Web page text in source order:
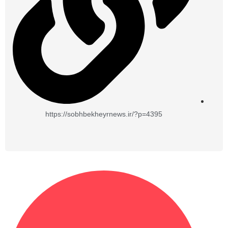
https://sobhbekheyrnews.ir/?p=4395